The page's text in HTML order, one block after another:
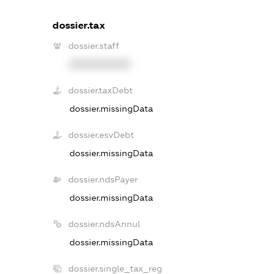
dossier.tax
dossier.staff
dossier.taxDebt
dossier.missingData
dossier.esvDebt
dossier.missingData
dossier.ndsPayer
dossier.missingData
dossier.ndsAnnul
dossier.missingData
dossier.single_tax_reg